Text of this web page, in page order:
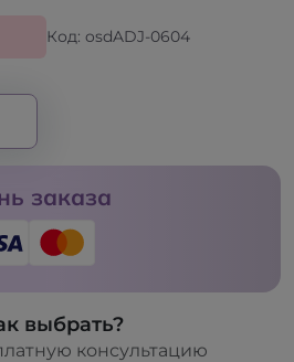
Код: osdADJ-0604
заказа
выбрать?
консультацию